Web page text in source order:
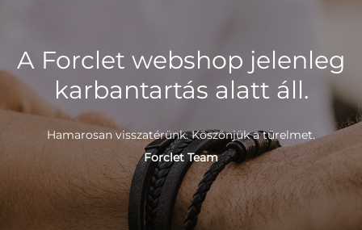
A Forclet webshop jelenleg
karbantartás alatt áll.
Hamarosan visszatérünk. Köszönjük a türelmet.
Forclet Team